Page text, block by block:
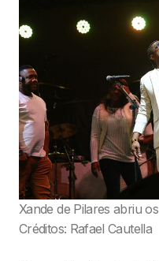
Xande de Pilares abriu
Créditos: Rafael Cautella